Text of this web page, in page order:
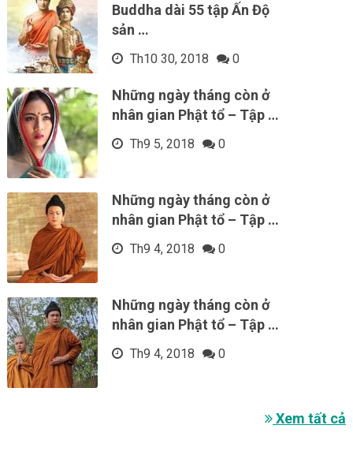
Buddha dài 55 tập Ấn Độ
sản …
Th10 30, 2018 0
Những ngày tháng còn ở
nhân gian Phật tổ – Tập …
Th9 5, 2018 0
Những ngày tháng còn ở
nhân gian Phật tổ – Tập …
Th9 4, 2018 0
Những ngày tháng còn ở
nhân gian Phật tổ – Tập …
Th9 4, 2018 0
Xem tất cả